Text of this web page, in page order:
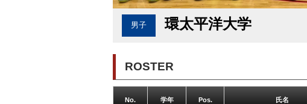
男子 環太平洋大学
ROSTER
No. 学年 Pos. 氏名